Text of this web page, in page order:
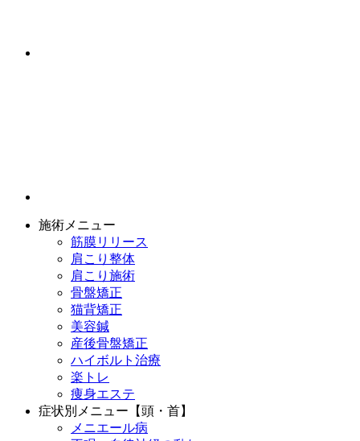
施術メニュー
筋膜リリース
肩こり整体
肩こり施術
骨盤矯正
猫背矯正
美容鍼
産後骨盤矯正
ハイボルト治療
楽トレ
痩身エステ
症状別メニュー【頭・首】
メニエール病